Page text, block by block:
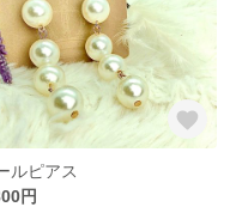
ルピアス
円